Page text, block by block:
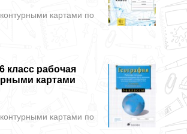
картами по
класс рабочая
картами
картами по